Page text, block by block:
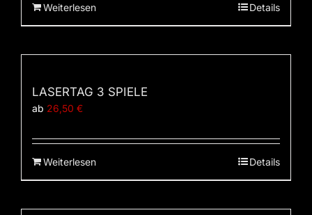
Weiterlesen Details
LASERTAG 3 SPIELE
ab 26,50 €
Weiterlesen Details